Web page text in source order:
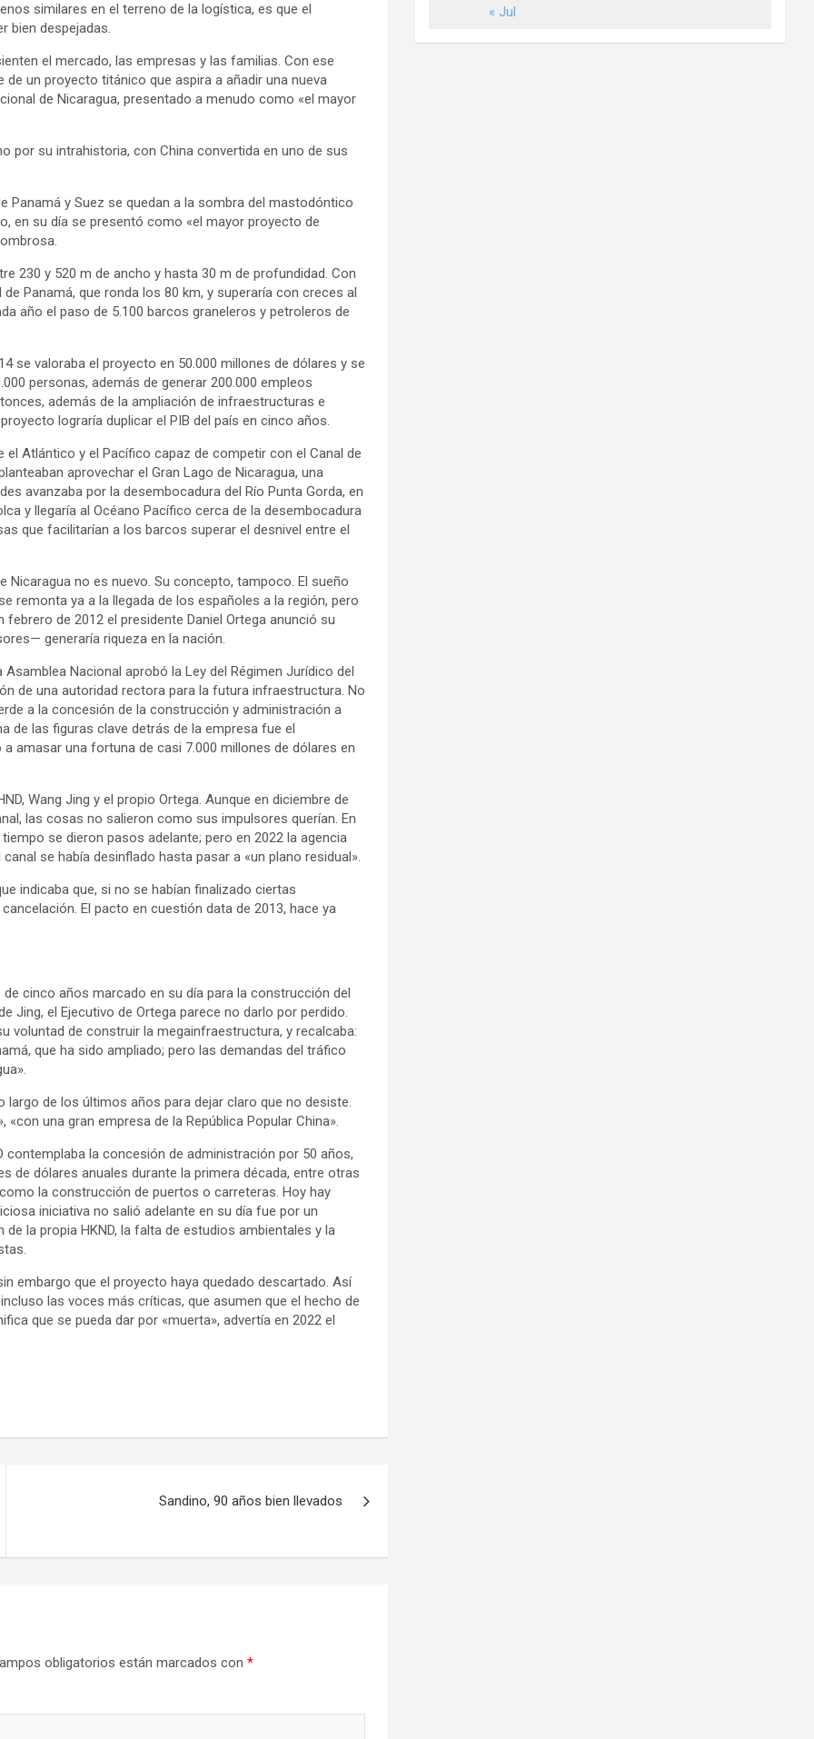
similares en el terreno de la logística, es que el
bien despejadas.
el mercado, las empresas y las familias. Con ese
un proyecto titánico que aspira a añadir una nueva
de Nicaragua, presentado a menudo como «el mayor
su intrahistoria, con China convertida en uno de sus
Panamá y Suez se quedan a la sombra del mastodóntico
en su día se presentó como «el mayor proyecto de
230 y 520 m de ancho y hasta 30 m de profundidad. Con
Panamá, que ronda los 80 km, y superaría con creces al
año el paso de 5.100 barcos graneleros y petroleros de
se valoraba el proyecto en 50.000 millones de dólares y se
personas, además de generar 200.000 empleos
además de la ampliación de infraestructuras e
lograría duplicar el PIB del país en cinco años.
Atlántico y el Pacífico capaz de competir con el Canal de
aprovechar el Gran Lago de Nicaragua, una
avanzaba por la desembocadura del Río Punta Gorda, en
y llegaría al Océano Pacífico cerca de la desembocadura
que facilitarían a los barcos superar el desnivel entre el
Nicaragua no es nuevo. Su concepto, tampoco. El sueño
remonta ya a la llegada de los españoles a la región, pero
de 2012 el presidente Daniel Ortega anunció su
generaría riqueza en la nación.
Nacional aprobó la Ley del Régimen Jurídico del
de una autoridad rectora para la futura infraestructura. No
a la concesión de la construcción y administración a
de las figuras clave detrás de la empresa fue el
amasar una fortuna de casi 7.000 millones de dólares en
Wang Jing y el propio Ortega. Aunque en diciembre de
las cosas no salieron como sus impulsores querían. En
se dieron pasos adelante; pero en 2022 la agencia
se había desinflado hasta pasar a «un plano residual».
indicaba que, si no se habían finalizado ciertas
El pacto en cuestión data de 2013, hace ya
cinco años marcado en su día para la construcción del
Jing, el Ejecutivo de Ortega parece no darlo por perdido.
voluntad de construir la megainfraestructura, y recalcaba:
que ha sido ampliado; pero las demandas del tráfico
largo de los últimos años para dejar claro que no desiste.
una gran empresa de la República Popular China».
contemplaba la concesión de administración por 50 años,
de dólares anuales durante la primera década, entre otras
la construcción de puertos o carreteras. Hoy hay
iniciativa no salió adelante en su día fue por un
la propia HKND, la falta de estudios ambientales y la
embargo que el proyecto haya quedado descartado. Así
las voces más críticas, que asumen que el hecho de
que se pueda dar por «muerta», advertía en 2022 el
Sandino, 90 años bien llevados
obligatorios están marcados con *
« Jul